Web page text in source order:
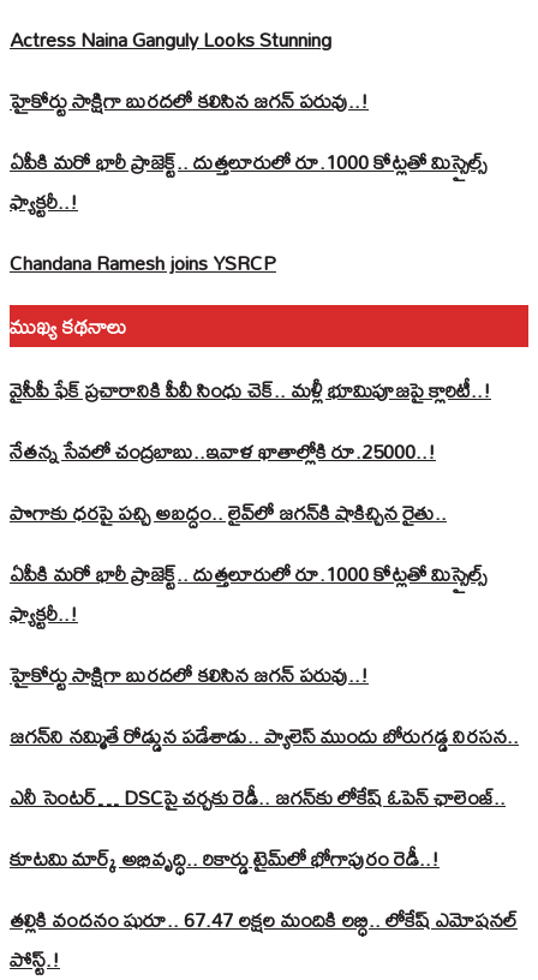
Actress Naina Ganguly Looks Stunning
హైకోర్టు సాక్షిగా బురదలో కలిసిన జగన్ పరువు..!
ఏపీకి మరో భారీ ప్రాజెక్ట్.. దుత్తలూరులో రూ.1000 కోట్లతో మిస్సైల్స్
ఫ్యాక్టరీ..!
Chandana Ramesh joins YSRCP
ముఖ్య కథనాలు
వైసీపీ ఫేక్ ప్రచారానికి పీవీ సింధు చెక్.. మళ్లీ భూమిపూజపై క్లారిటీ..!
నేతన్న సేవలో చంద్రబాబు..ఇవాళ ఖాతాల్లోకి రూ.25000..!
పొగాకు ధరపై పచ్చి అబద్దం.. లైవ్‌లో జగన్‌కి షాకిచ్చిన రైతు..
ఏపీకి మరో భారీ ప్రాజెక్ట్.. దుత్తలూరులో రూ.1000 కోట్లతో మిస్సైల్స్
ఫ్యాక్టరీ..!
హైకోర్టు సాక్షిగా బురదలో కలిసిన జగన్ పరువు..!
జగన్‌ని నమ్మితే రోడ్డున పడేశాడు.. ప్యాలెస్‌ ముందు బోరుగడ్డ నిరసన..
ఎనీ సెంటర్‌… DSCపై చర్చకు రెడీ.. జగన్‌కు లోకేష్‌ ఓపెన్ ఛాలెంజ్..
కూటమి మార్క్ అభివృద్ధి.. రికార్డు టైమ్‌లో భోగాపురం రెడీ..!
తల్లికి వందనం షురూ.. 67.47 లక్షల మందికి లబ్ధి.. లోకేష్‌ ఎమోషనల్
పోస్ట్‌.!